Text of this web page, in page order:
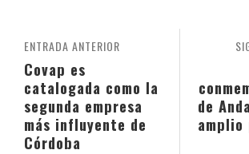
de
amplio
ENTRADA ANTERIOR
Covap es
catalogada como la
segunda empresa
más influyente de
Córdoba